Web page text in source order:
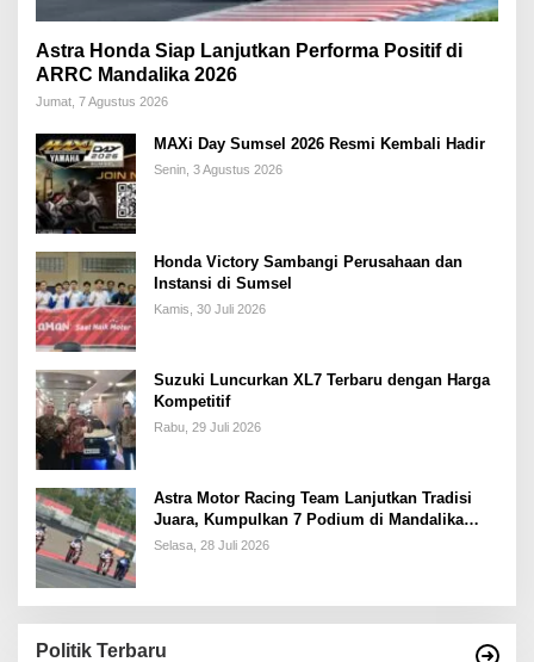
Astra Honda Siap Lanjutkan Performa Positif di
ARRC Mandalika 2026
Jumat, 7 Agustus 2026
MAXi Day Sumsel 2026 Resmi Kembali Hadir
Senin, 3 Agustus 2026
Honda Victory Sambangi Perusahaan dan
Instansi di Sumsel
Kamis, 30 Juli 2026
Suzuki Luncurkan XL7 Terbaru dengan Harga
Kompetitif
Rabu, 29 Juli 2026
Astra Motor Racing Team Lanjutkan Tradisi
Juara, Kumpulkan 7 Podium di Mandalika
Racing Series Putaran ke 3
Selasa, 28 Juli 2026
Politik Terbaru